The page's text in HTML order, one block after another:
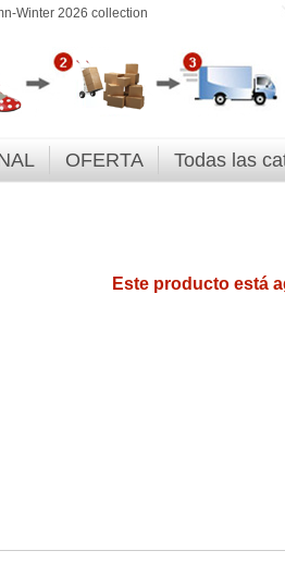
Winter 2026 collection
OFERTA Todas las
Este producto está